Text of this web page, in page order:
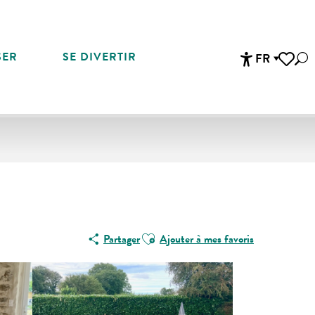
FR
SE DIVERTIR
PartagerAjouter aux favoris
Ajouter à mes favoris